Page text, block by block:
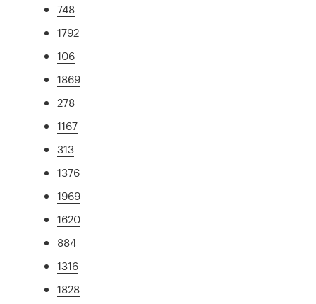
748
1792
106
1869
278
1167
313
1376
1969
1620
884
1316
1828